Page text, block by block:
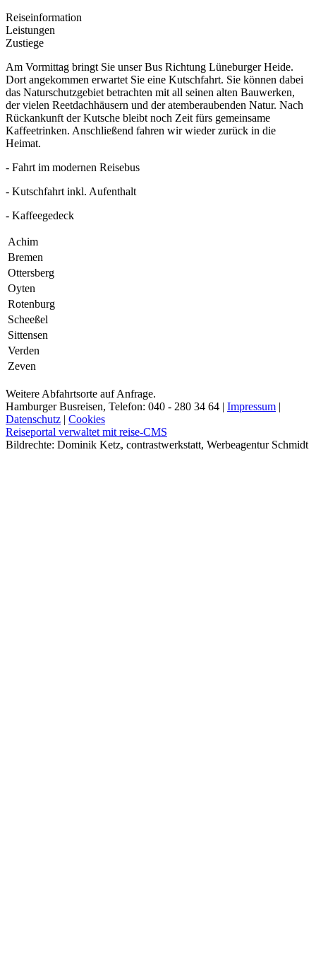
Reiseinformation
Leistungen
Zustiege
Am Vormittag bringt Sie unser Bus Richtung Lüneburger Heide.
Dort angekommen erwartet Sie eine Kutschfahrt. Sie können dabei
das Naturschutzgebiet betrachten mit all seinen alten Bauwerken,
der vielen Reetdachhäusern und der atemberaubenden Natur. Nach
Rückankunft der Kutsche bleibt noch Zeit fürs gemeinsame
Kaffeetrinken. Anschließend fahren wir wieder zurück in die
Heimat.
- Fahrt im modernen Reisebus
- Kutschfahrt inkl. Aufenthalt
- Kaffeegedeck
Achim
Bremen
Ottersberg
Oyten
Rotenburg
Scheeßel
Sittensen
Verden
Zeven
Weitere Abfahrtsorte auf Anfrage.
Hamburger Busreisen, Telefon: 040 - 280 34 64 | Impressum |
Datenschutz | Cookies
Reiseportal verwaltet mit reise-CMS
Bildrechte: Dominik Ketz, contrastwerkstatt, Werbeagentur Schmidt